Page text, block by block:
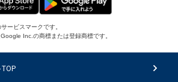
ービスマークです。
Inc.の商標または登録商標です。